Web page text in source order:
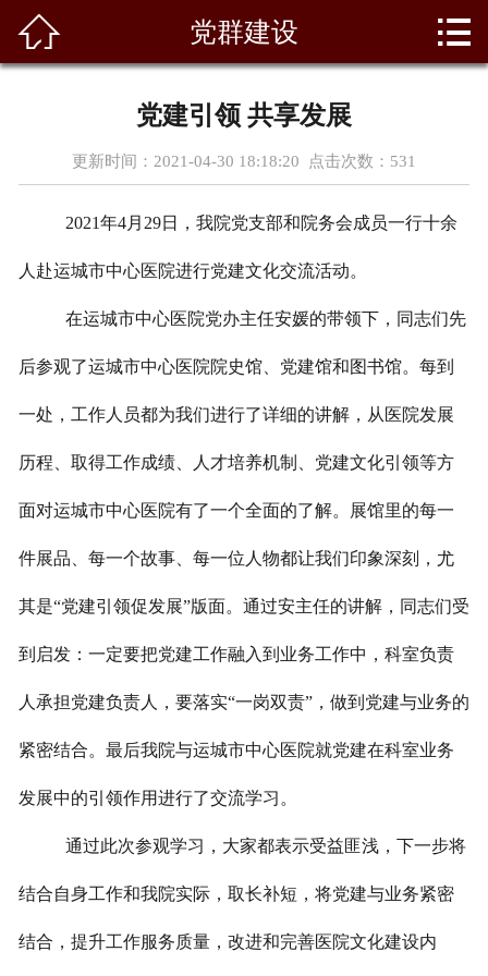
天使园地
医疗设备
党群建设
联系我们
 党群建设 
党建引领 共享发展
更新时间：2021-04-30 18:18:20 点击次数： 531
2021年4月29日，我院党支部和院务会成员一行十余
人赴运城市中心医院进行党建文化交流活动。
在运城市中心医院党办主任安媛的带领下，同志们先
后参观了运城市中心医院院史馆、党建馆和图书馆。每到
一处，工作人员都为我们进行了详细的讲解，从医院发展
历程、取得工作成绩、人才培养机制、党建文化引领等方
面对运城市中心医院有了一个全面的了解。展馆里的每一
件展品、每一个故事、每一位人物都让我们印象深刻，尤
其是“党建引领促发展”版面。通过安主任的讲解，同志们受
到启发：一定要把党建工作融入到业务工作中，科室负责
人承担党建负责人，要落实“一岗双责”，做到党建与业务的
紧密结合。最后我院与运城市中心医院就党建在科室业务
发展中的引领作用进行了交流学习。
通过此次参观学习，大家都表示受益匪浅，下一步将
结合自身工作和我院实际，取长补短，将党建与业务紧密
结合，提升工作服务质量，改进和完善医院文化建设内